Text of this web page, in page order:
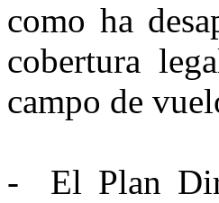
como ha
cobertura
campo de
- El Plan